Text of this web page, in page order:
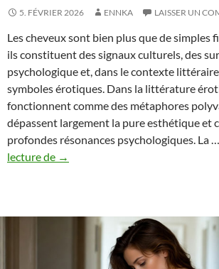
5. FÉVRIER 2026 ENNKA LAISSER UN
Les cheveux sont bien plus que de simples
ils constituent des signaux culturels, des
psychologique et, dans le contexte
symboles érotiques. Dans la littérature
fonctionnent comme des métaphores
dépassent largement la pure esthétique et
profondes résonances psychologiques. La …
lecture de Tresses,
→